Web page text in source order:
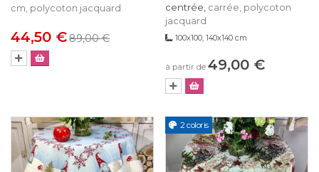
cm, polycoton jacquard
44,50 €89,00 €
centrée, carrée, polycoton
jacquard
100x100, 140x140 cm
à partir de 49,00 €
2 coloris